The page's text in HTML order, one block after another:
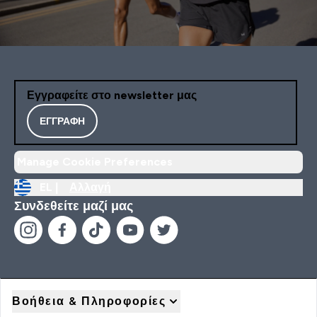
Εγγραφείτε στο newsletter μας
ΕΓΓΡΑΦΉ
Συνδεθείτε μαζί μας
Βοήθεια & Πληροφορίες